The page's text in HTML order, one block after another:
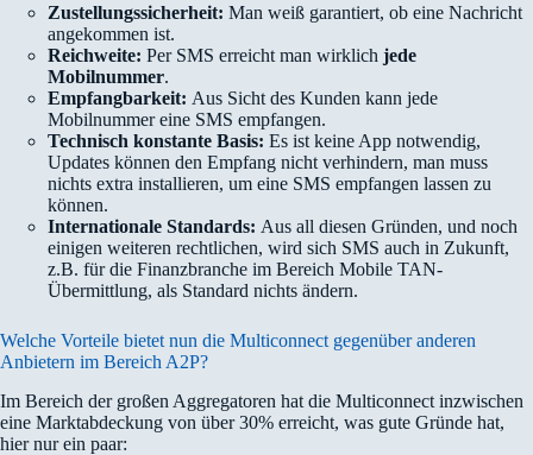
Zustellungssicherheit: Man weiß garantiert, ob eine Nachricht
angekommen ist.
Reichweite: Per SMS erreicht man wirklich jede
Mobilnummer.
Empfangbarkeit: Aus Sicht des Kunden kann jede
Mobilnummer eine SMS empfangen.
Technisch konstante Basis: Es ist keine App notwendig,
Updates können den Empfang nicht verhindern, man muss
nichts extra installieren, um eine SMS empfangen lassen zu
können.
Internationale Standards: Aus all diesen Gründen, und noch
einigen weiteren rechtlichen, wird sich SMS auch in Zukunft,
z.B. für die Finanzbranche im Bereich Mobile TAN-
Übermittlung, als Standard nichts ändern.
Welche Vorteile bietet nun die Multiconnect gegenüber anderen
Anbietern im Bereich A2P?
Im Bereich der großen Aggregatoren hat die Multiconnect inzwischen
eine Marktabdeckung von über 30% erreicht, was gute Gründe hat,
hier nur ein paar: